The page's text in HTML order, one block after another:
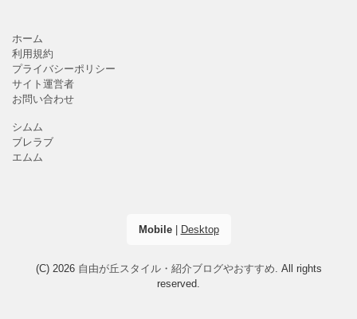
ホーム
利用規約
プライバシーポリシー
サイト運営者
お問い合わせ
シムム
ブレラブ
エムム
Mobile| Desktop
(C) 2026 自由が丘スタイル・紹介ブログやおすすめ . All rights
reserved.